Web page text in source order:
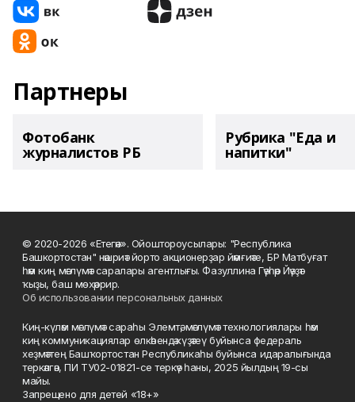
Партнеры
Фотобанк
журналистов РБ
Рубрика "Еда и
напитки"
© 2020-2026 «Етегән». Ойоштороусылары: "Республика
Башкортостан" нәшриәт йорто акционерҙар йәмғиәте, БР Матбуғат
һәм киң мәғлүмәт саралары агентлығы. Фазуллина Гәүһәр Йәүҙәт
ҡыҙы, баш мөхәррир.
Об использовании персональных данных
Киң-күләм мәғлүмәт сараһы Элемтә, мәғлүмәт технологиялары һәм
киң коммуникациялар өлкәһендә күҙәтеү буйынса федераль
хеҙмәттең Башҡортостан Республикаһы буйынса идаралығында
теркәлгән, ПИ ТУ02-01821-се теркәү һаны, 2025 йылдың 19-сы
майы.
Запрещено для детей «18+»